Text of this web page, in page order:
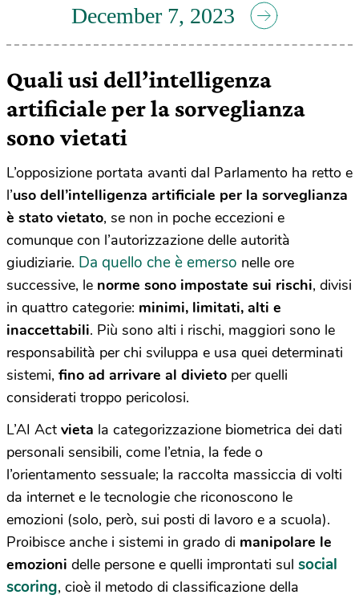
December 7, 2023
Quali usi dell’intelligenza
artificiale per la sorveglianza
sono vietati
L’opposizione portata avanti dal Parlamento ha retto e
l’uso dell’intelligenza artificiale per la sorveglianza
è stato vietato, se non in poche eccezioni e
comunque con l’autorizzazione delle autorità
giudiziarie. Da quello che è emerso nelle ore
successive, le norme sono impostate sui rischi, divisi
in quattro categorie: minimi, limitati, alti e
inaccettabili. Più sono alti i rischi, maggiori sono le
responsabilità per chi sviluppa e usa quei determinati
sistemi, fino ad arrivare al divieto per quelli
considerati troppo pericolosi.
L’AI Act vieta la categorizzazione biometrica dei dati
personali sensibili, come l’etnia, la fede o
l’orientamento sessuale; la raccolta massiccia di volti
da internet e le tecnologie che riconoscono le
emozioni (solo, però, sui posti di lavoro e a scuola).
Proibisce anche i sistemi in grado di manipolare le
emozioni delle persone e quelli improntati sul social
scoring, cioè il metodo di classificazione della